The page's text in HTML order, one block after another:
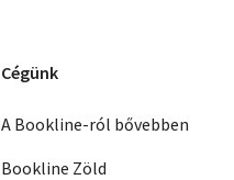
Cégünk
A Bookline-ról bővebben
Bookline Zöld